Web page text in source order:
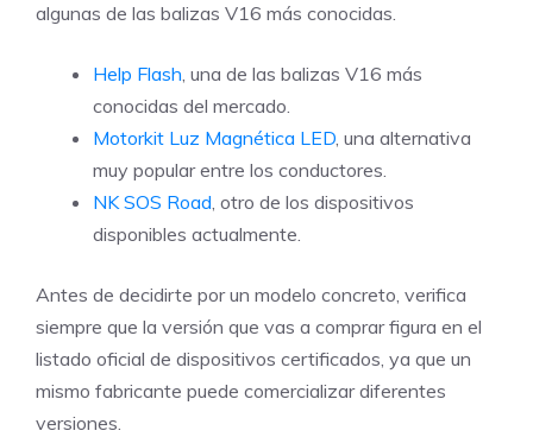
algunas de las balizas V16 más conocidas.
Help Flash, una de las balizas V16 más
conocidas del mercado.
Motorkit Luz Magnética LED, una alternativa
muy popular entre los conductores.
NK SOS Road, otro de los dispositivos
disponibles actualmente.
Antes de decidirte por un modelo concreto, verifica
siempre que la versión que vas a comprar figura en el
listado oficial de dispositivos certificados, ya que un
mismo fabricante puede comercializar diferentes
versiones.